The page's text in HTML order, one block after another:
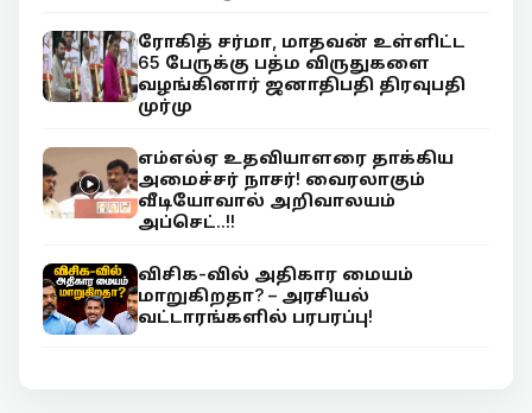
ரோகித் சர்மா, மாதவன் உள்ளிட்ட
65 பேருக்கு பத்ம விருதுகளை
வழங்கினார் ஜனாதிபதி திரவுபதி
முர்மு
எம்எல்ஏ உதவியாளரை தாக்கிய
அமைச்சர் நாசர்! வைரலாகும்
வீடியோவால் அறிவாலயம்
அப்செட்..!!
விசிக-வில் அதிகார மையம்
மாறுகிறதா? – அரசியல்
வட்டாரங்களில் பரபரப்பு!